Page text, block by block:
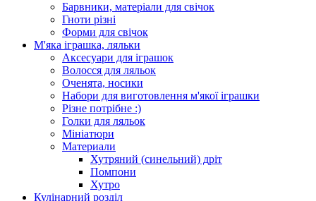
Барвники, матеріали для свічок
Гноти різні
Форми для свічок
М'яка іграшка, ляльки
Аксесуари для іграшок
Волосся для ляльок
Оченята, носики
Набори для виготовлення м'якої іграшки
Різне потрібне :)
Голки для ляльок
Мініатюри
Материали
Хутряний (синельний) дріт
Помпони
Хутро
Кулінарний розділ